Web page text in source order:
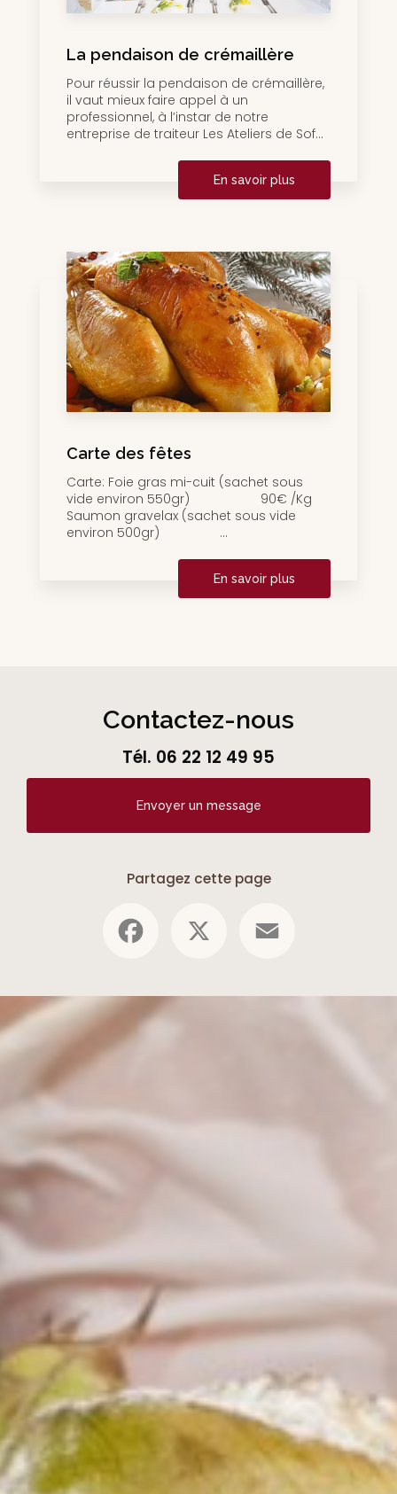
La pendaison de crémaillère
Pour réussir la pendaison de crémaillère,
il vaut mieux faire appel à un
professionnel, à l’instar de notre
entreprise de traiteur Les Ateliers de Sof...
En savoir plus
Carte des fêtes
Carte: Foie gras mi-cuit (sachet sous
vide environ 550gr) 90€ /Kg
Saumon gravelax (sachet sous vide
environ 500gr) ...
En savoir plus
Contactez-nous
Tél. 06 22 12 49 95
Envoyer un message
Partagez cette page